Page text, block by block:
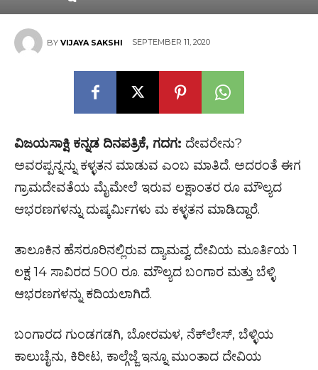
BY VIJAYA SAKSHI SEPTEMBER 11, 2020
ವಿಜಯಸಾಕ್ಷಿ ಕನ್ನಡ ದಿನಪತ್ರಿಕೆ, ಗದಗ: ದೇವರೇನು?
ಅವರಪ್ಪನ್ನನ್ನು ಕಳ್ಳತನ ಮಾಡುವ ಎಂಬ ಮಾತಿದೆ. ಅದರಂತೆ ಈಗ
ಗ್ರಾಮದೇವತೆಯ ಮೈಮೇಲೆ ಇರುವ ಲಕ್ಷಾಂತರ ರೂ ಮೌಲ್ಯದ
ಆಭರಣಗಳನ್ನು ದುಷ್ಕರ್ಮಿಗಳು ಮ ಕಳ್ಳತನ ಮಾಡಿದ್ದಾರೆ.
ತಾಲೂಕಿನ ಹೆಸರೂರಿನಲ್ಲಿರುವ ದ್ಯಾಮವ್ವ ದೇವಿಯ ಮೂರ್ತಿಯ 1
ಲಕ್ಷ 14 ಸಾವಿರದ 500 ರೂ. ಮೌಲ್ಯದ ಬಂಗಾರ ಮತ್ತು ಬೆಳ್ಳಿ
ಆಭರಣಗಳನ್ನು ಕದಿಯಲಾಗಿದೆ.
ಬಂಗಾರದ ಗುಂಡಗಡಗಿ, ಬೋರಮಳ, ನೆಕ್‌ಲೇಸ್, ಬೆಳ್ಳಿಯ
ಕಾಲುಚೈನು, ಕಿರೀಟ, ಕಾಲ್ಗೆಜ್ಜೆ ಇನ್ನೂ ಮುಂತಾದ ದೇವಿಯ